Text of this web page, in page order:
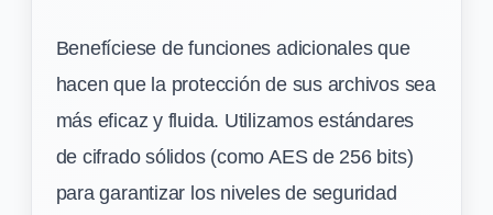
Benefíciese de funciones adicionales que
hacen que la protección de sus archivos sea
más eficaz y fluida. Utilizamos estándares
de cifrado sólidos (como AES de 256 bits)
para garantizar los niveles de seguridad